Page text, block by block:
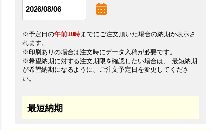
※予定日の午前10時までにご注文頂いた場合の納期が表示さ
れます。
※印刷ありの場合は注文時にデータ入稿が必要です。
※希望納期に対する注文期限を確認したい場合は、 最短納期
が希望納期になるように、ご注文予定日を変更してくださ
い。
最短納期